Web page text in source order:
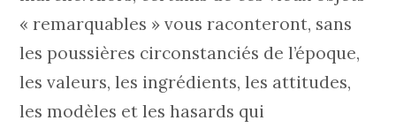
« remarquables » vous raconteront, sans
les poussières circonstanciés de l’époque,
les valeurs, les ingrédients, les attitudes,
les modèles et les hasards qui